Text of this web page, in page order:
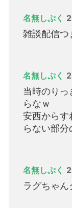
名無しぷく
雑談配信つ
名無しぷく
当時のり
らなｗ
安西からす
らない部分
名無しぷく
ラグちゃん